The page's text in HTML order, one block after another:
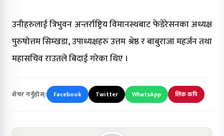
उनीहरुलाई त्रिभुवन अन्तर्राष्ट्रिय विमानस्थबाट फेडेरेसनका अध्यक्ष
पुरुषोत्तम सिम्खडा, उपाध्यक्षहरु उत्तम श्रेष्ठ र बाबुराजा महर्जन तथा
महासचिव राउतले बिदाई गरेका थिए ।
शेयर गर्नुहोस्: Facebook Twitter WhatsApp लिंक कपि